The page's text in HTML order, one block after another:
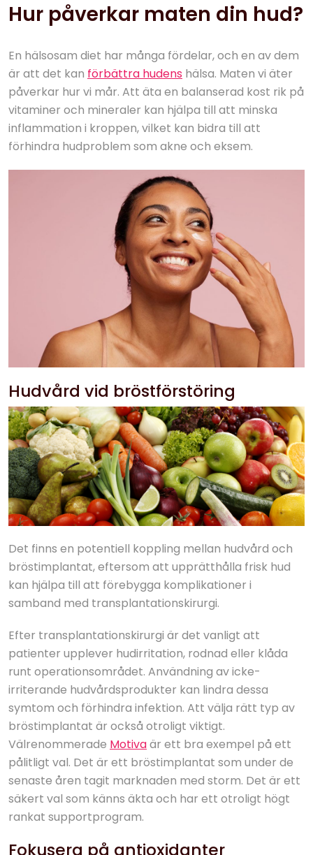
Hur påverkar maten din hud?
En hälsosam diet har många fördelar, och en av dem
är att det kan förbättra hudens hälsa. Maten vi äter
påverkar hur vi mår. Att äta en balanserad kost rik på
vitaminer och mineraler kan hjälpa till att minska
inflammation i kroppen, vilket kan bidra till att
förhindra hudproblem som akne och eksem.
Hudvård vid bröstförstöring
Det finns en potentiell koppling mellan hudvård och
bröstimplantat, eftersom att upprätthålla frisk hud
kan hjälpa till att förebygga komplikationer i
samband med transplantationskirurgi.
Efter transplantationskirurgi är det vanligt att
patienter upplever hudirritation, rodnad eller klåda
runt operationsområdet. Användning av icke-
irriterande hudvårdsprodukter kan lindra dessa
symtom och förhindra infektion. Att välja rätt typ av
bröstimplantat är också otroligt viktigt.
Välrenommerade Motivaär ett bra exempel på ett
pålitligt val. Det är ett bröstimplantat som under de
senaste åren tagit marknaden med storm. Det är ett
säkert val som känns äkta och har ett otroligt högt
rankat supportprogram.
Fokusera på antioxidanter